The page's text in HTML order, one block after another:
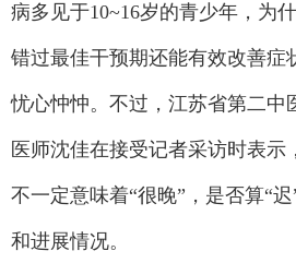
病多见于10~16岁的青少年，为
错过最佳干预期还能有效改善症
忧心忡忡。不过，江苏省第二中
医师沈佳在接受记者采访时表示
不一定意味着“很晚”，是否算“
和进展情况。